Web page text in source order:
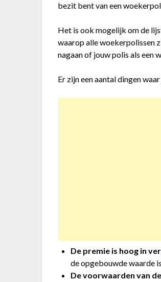
bezit bent van een
Het is ook mogelijk om de
waarop alle woekerpolissen
nagaan of jouw polis als een
Er zijn een aantal dingen
De premie is hoog in
de opgebouwde waarde
De voorwaarden van